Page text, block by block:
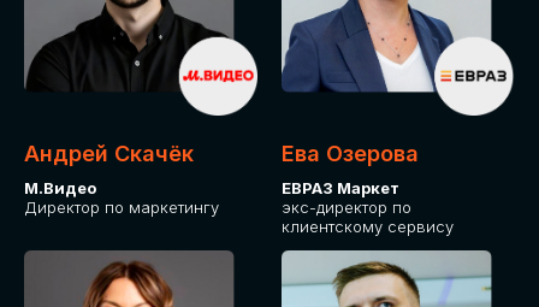
Андрей Скачёк
М.Видео
Директор по маркетингу
Ева Озерова
ЕВРАЗ Маркет
экс-директор по
клиентскому сервису